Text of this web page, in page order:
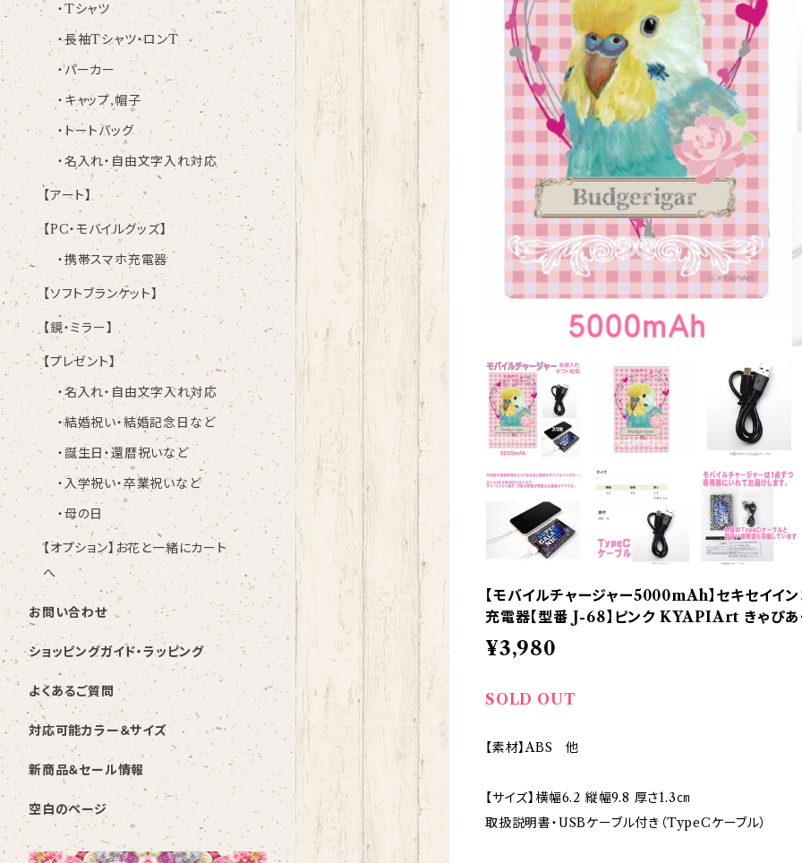
【モバイルチャージャー5000mAh】セキセイイ
充電器【型番 J-68】ピンク KYAPIArt きゃぴあ
¥3,980
SOLD OUT
【素材】ABS 他
【サイズ】横幅6.2 縦幅9.8 厚さ1.3㎝
取扱説明書・USBケーブル付き（TypeCケーブル）
・Tシャツ
・長袖Tシャツ・ロンT
・パーカー
・キャップ,帽子
・トートバッグ
・名入れ・自由文字入れ対応
【アート】
【PC・モバイルグッズ】
・携帯スマホ充電器
【ソフトブランケット】
【鏡・ミラー】
【プレゼント】
・名入れ・自由文字入れ対応
・結婚祝い・結婚記念日など
・誕生日・還暦祝いなど
・入学祝い・卒業祝いなど
・母の日
【オプション】お花と一緒にカート
へ
お問い合わせ
ショッピングガイド・ラッピング
よくあるご質問
対応可能カラー＆サイズ
新商品＆セール情報
空白のページ